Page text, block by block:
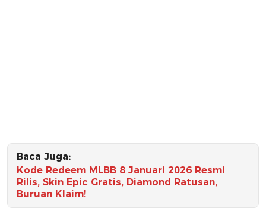
Baca Juga:
Kode Redeem MLBB 8 Januari 2026 Resmi
Rilis, Skin Epic Gratis, Diamond Ratusan,
Buruan Klaim!